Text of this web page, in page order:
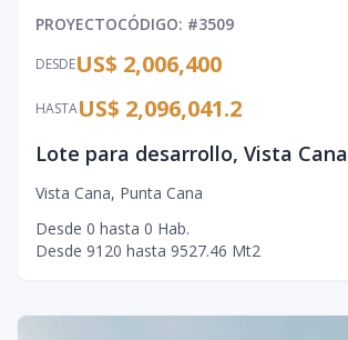
PROYECTOCÓDIGO: #3509
DESDEUS$ 2,006,400
HASTAUS$ 2,096,041.2
Lote para desarrollo, Vista Cana
Vista Cana, Punta Cana
Desde 0 hasta 0 Hab.
Desde 9120 hasta 9527.46 Mt2